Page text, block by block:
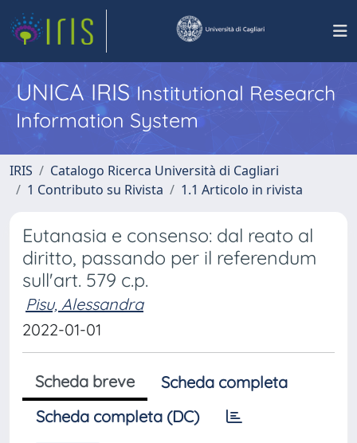
UNICA IRISInstitutional Research
Information System
IRIS
Catalogo Ricerca Università di Cagliari
1 Contributo su Rivista
1.1 Articolo in rivista
Eutanasia e consenso: dal reato al
diritto, passando per il referendum
sull'art. 579 c.p.
Pisu, Alessandra
2022-01-01
Scheda breve
Scheda completa
Scheda completa (DC)